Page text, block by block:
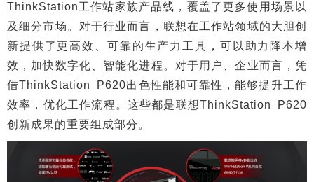
ThinkStation工作站家族产品线，覆盖了更多使用场景以
及细分市场。对于行业而言，联想在工作站领域的大胆创
新提供了更高效、可靠的生产力工具，可以助力降本增
效，加快数字化、智能化进程。对于用户、企业而言，凭
借ThinkStation P620出色性能和可靠性，能够提升工作
效率，优化工作流程。这些都是联想ThinkStation P620
创新成果的重要组成部分。